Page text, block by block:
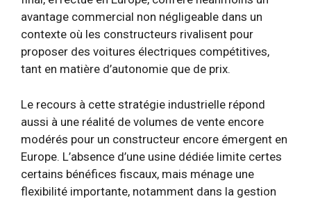
avantage commercial non négligeable dans un
contexte où les constructeurs rivalisent pour
proposer des voitures électriques compétitives,
tant en matière d’autonomie que de prix.
Le recours à cette stratégie industrielle répond
aussi à une réalité de volumes de vente encore
modérés pour un constructeur encore émergent en
Europe. L’absence d’une usine dédiée limite certes
certains bénéfices fiscaux, mais ménage une
flexibilité importante, notamment dans la gestion